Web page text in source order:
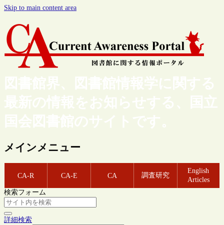
Skip to main content area
図書館界、図書館情報学に関する
最新の情報をお知らせする、国立
国会図書館のサイトです。
メインメニュー
CA-R CA-E CA 調査研究
English
Articles
検索フォーム
詳細検索